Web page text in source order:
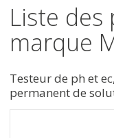
Liste
marque
Testeur de ph et
permanent de